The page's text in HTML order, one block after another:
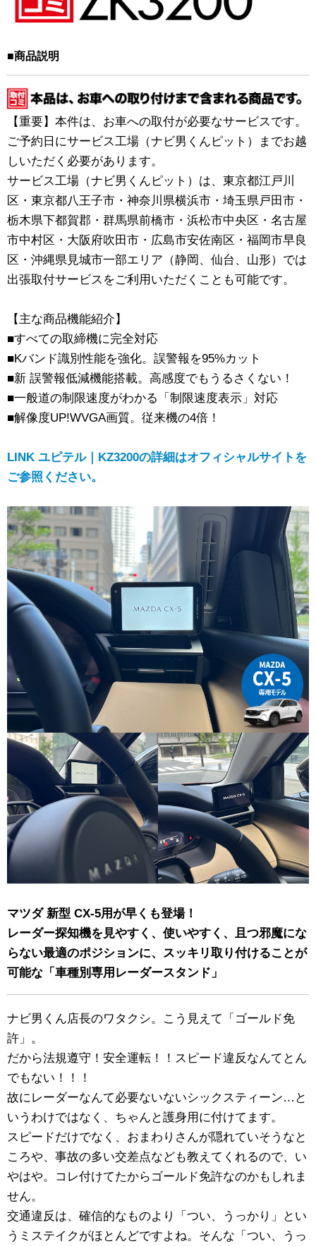
■商品説明
【重要】本件は、お車への取付が必要なサービスです。
ご予約日にサービス工場（ナビ男くんピット）までお越
しいただく必要があります。
サービス工場（ナビ男くんピット）は、東京都江戸川
区・東京都八王子市・神奈川県横浜市・埼玉県戸田市・
栃木県下都賀郡・群馬県前橋市・浜松市中央区・名古屋
市中村区・大阪府吹田市・広島市安佐南区・福岡市早良
区・沖縄県見城市一部エリア（静岡、仙台、山形）では
出張取付サービスをご利用いただくことも可能です。
【主な商品機能紹介】
■すべての取締機に完全対応
■Kバンド識別性能を強化。誤警報を95%カット
■新 誤警報低減機能搭載。高感度でもうるさくない！
■一般道の制限速度がわかる「制限速度表示」対応
■解像度UP!WVGA画質。従来機の4倍！
LINK ユピテル｜KZ3200の詳細はオフィシャルサイトを
ご参照ください。
マツダ 新型 CX-5用が早くも登場！
レーダー探知機を見やすく、使いやすく、且つ邪魔にな
らない最適のポジションに、スッキリ取り付けることが
可能な「車種別専用レーダースタンド」
ナビ男くん店長のワタクシ。こう見えて「ゴールド免
許」。
だから法規遵守！安全運転！！スピード違反なんてとん
でもない！！！
故にレーダーなんて必要ないないシックスティーン…と
いうわけではなく、ちゃんと護身用に付けてます。
スピードだけでなく、おまわりさんが隠れていそうなと
ころや、事故の多い交差点なども教えてくれるので、い
やはや。コレ付けてたからゴールド免許なのかもしれま
せん。
交通違反は、確信的なものより「つい、うっかり」とい
うミステイクがほとんどですよね。そんな「つい、うっ